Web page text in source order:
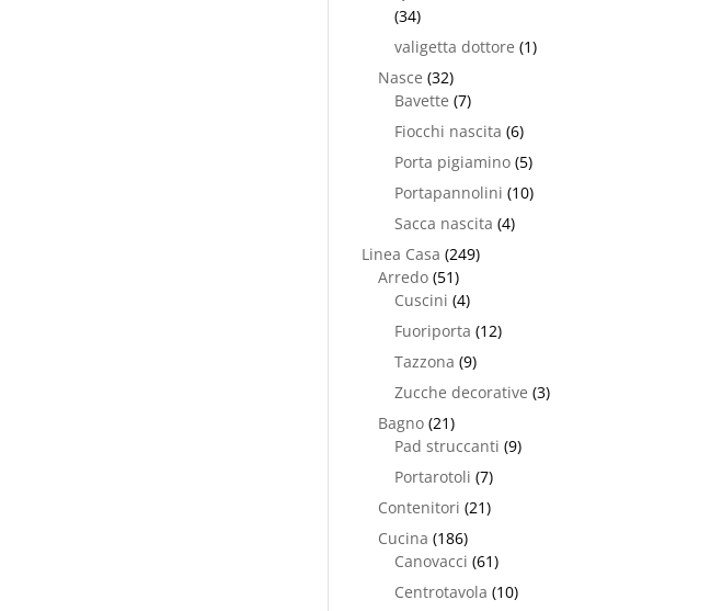
(34)
valigetta dottore (1)
Nasce (32)
Bavette (7)
Fiocchi nascita (6)
Porta pigiamino (5)
Portapannolini (10)
Sacca nascita (4)
Linea Casa (249)
Arredo (51)
Cuscini (4)
Fuoriporta (12)
Tazzona (9)
Zucche decorative (3)
Bagno (21)
Pad struccanti (9)
Portarotoli (7)
Contenitori (21)
Cucina (186)
Canovacci (61)
Centrotavola (10)